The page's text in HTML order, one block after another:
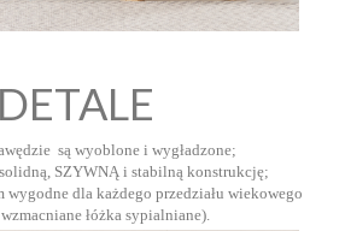
DETALE
są wyoblone i wygładzone;
SZYWNĄ i stabilną konstrukcję;
dla każdego przedziału wiekowego
łóżka sypialniane).